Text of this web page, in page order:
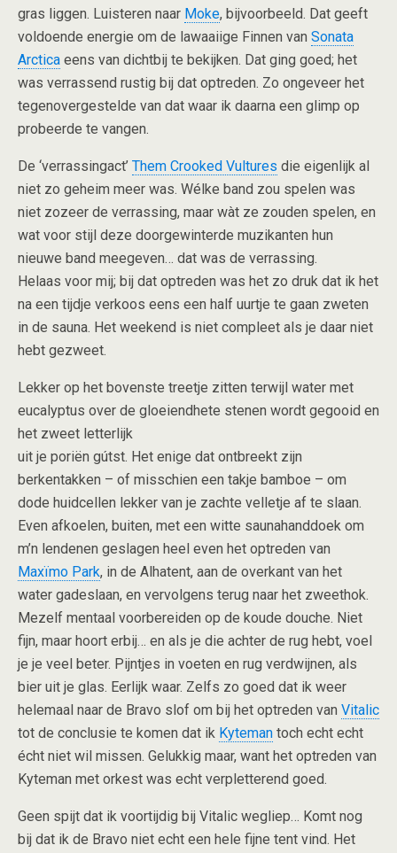
gras liggen. Luisteren naar Moke, bijvoorbeeld. Dat geeft
voldoende energie om de lawaaiige Finnen van Sonata
Arctica eens van dichtbij te bekijken. Dat ging goed; het
was verrassend rustig bij dat optreden. Zo ongeveer het
tegenovergestelde van dat waar ik daarna een glimp op
probeerde te vangen.
De ‘verrassingact’ Them Crooked Vultures die eigenlijk al
niet zo geheim meer was. Wélke band zou spelen was
niet zozeer de verrassing, maar wàt ze zouden spelen, en
wat voor stijl deze doorgewinterde muzikanten hun
nieuwe band meegeven… dat was de verrassing.
Helaas voor mij; bij dat optreden was het zo druk dat ik het
na een tijdje verkoos eens een half uurtje te gaan zweten
in de sauna. Het weekend is niet compleet als je daar niet
hebt gezweet.
Lekker op het bovenste treetje zitten terwijl water met
eucalyptus over de gloeiendhete stenen wordt gegooid en
het zweet letterlijk
uit je poriën gútst. Het enige dat ontbreekt zijn
berkentakken – of misschien een takje bamboe – om
dode huidcellen lekker van je zachte velletje af te slaan.
Even afkoelen, buiten, met een witte saunahanddoek om
m’n lendenen geslagen heel even het optreden van
Maxïmo Park, in de Alhatent, aan de overkant van het
water gadeslaan, en vervolgens terug naar het zweethok.
Mezelf mentaal voorbereiden op de koude douche. Niet
fijn, maar hoort erbij… en als je die achter de rug hebt, voel
je je veel beter. Pijntjes in voeten en rug verdwijnen, als
bier uit je glas. Eerlijk waar. Zelfs zo goed dat ik weer
helemaal naar de Bravo slof om bij het optreden van Vitalic
tot de conclusie te komen dat ik Kyteman toch echt echt
écht niet wil missen. Gelukkig maar, want het optreden van
Kyteman met orkest was echt verpletterend goed.
Geen spijt dat ik voortijdig bij Vitalic wegliep… Komt nog
bij dat ik de Bravo niet echt een hele fijne tent vind. Het